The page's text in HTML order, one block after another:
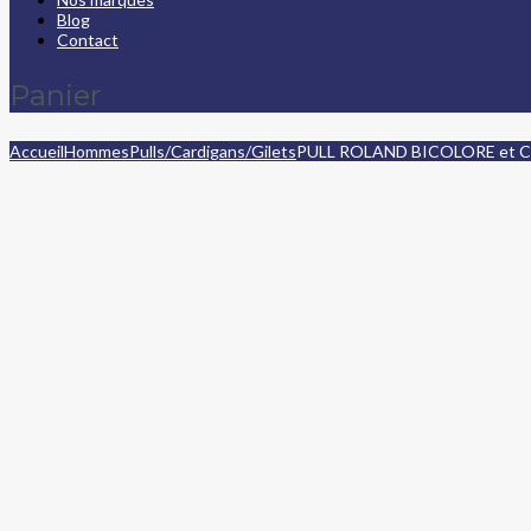
Blog
Contact
Panier
AccueilHommesPulls/Cardigans/GiletsPULL ROLAND BICOLORE et